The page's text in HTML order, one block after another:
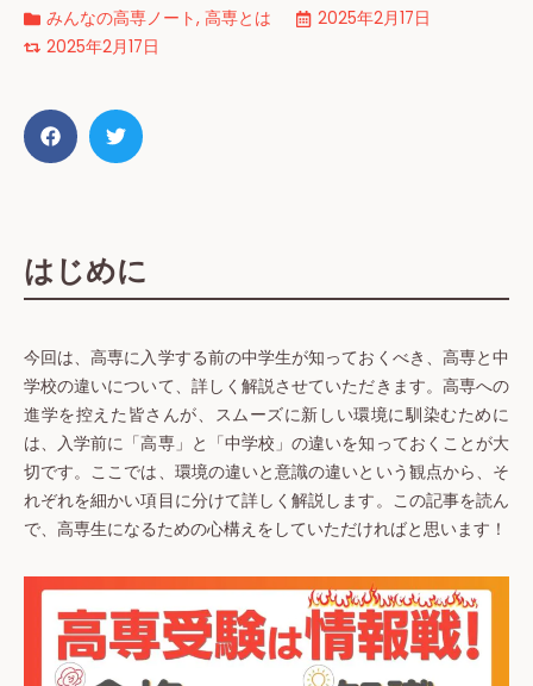
みんなの高専ノート, 高専とは
2025年2月17日
2025年2月17日
はじめに
今回は、高専に入学する前の中学生が知っておくべき、高専と中
学校の違いについて、詳しく解説させていただきます。高専への
進学を控えた皆さんが、スムーズに新しい環境に馴染むために
は、入学前に「高専」と「中学校」の違いを知っておくことが大
切です。ここでは、環境の違いと意識の違いという観点から、そ
れぞれを細かい項目に分けて詳しく解説します。この記事を読ん
で、高専生になるための心構えをしていただければと思います！